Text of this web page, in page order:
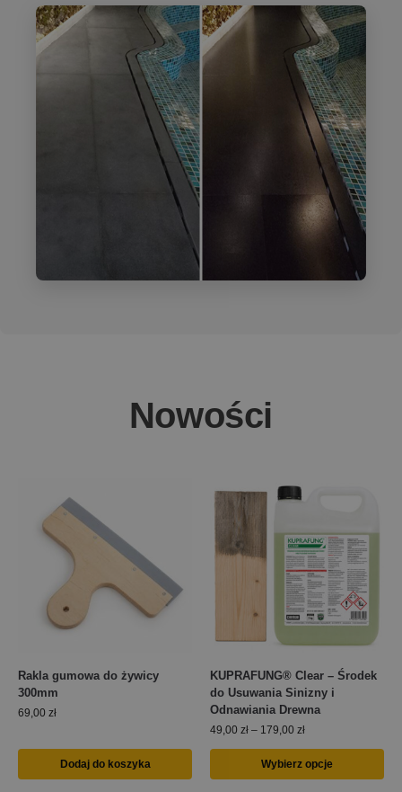
Nowości
Rakla gumowa do żywicy
300mm
69,00 zł
Dodaj do koszyka
KUPRAFUNG® Clear – Środek
do Usuwania Sinizny i
Odnawiania Drewna
49,00 zł – 179,00 zł
Wybierz opcje